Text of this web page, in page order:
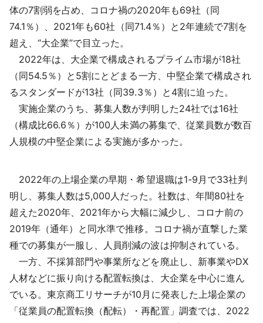
体の7割弱を占め、コロナ禍の2020年も69社（同
74.1％）、2021年も60社（同71.4％）と2年連続で7割を
超え、“大企業”で目立った。
2022年は、大企業で構成されるプライム市場が18社
（同54.5％）と5割にとどまる一方、中堅企業で構成され
るスタンダードが13社（同39.3％）と4割に迫った。
実施企業のうち、募集人数が判明した24社では16社
（構成比66.6％）が100人未満の募集で、従業員数が数百
人規模の中堅企業による実施が多かった。
2022年の上場企業の早期・希望退職は1-9月で33社判
明し、募集人数は5,000人だった。社数は、年間80社を
超えた2020年、2021年から大幅に減少し、コロナ前の
2019年（通年）と同水準で推移。コロナ禍が直撃した業
種での募集が一服し、人員削減の波は抑制されている。
一方、不採算部門や事業所などを廃止し、新事業やDX
人材などに振り向ける配置転換は、大企業を中心に進ん
でいる。東京商工リサーチが10月に発表した上場企業の
「従業員の配置転換（配転）・再配置」調査では、2022